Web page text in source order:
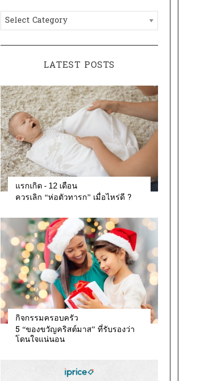
r
C
a
t
o
r
i
e
s
LATEST POSTS
แรกเกิด - 12 เดือน
ควรเลิก “ห่อตัวทารก” เมื่อไหร่ดี ?
กิจกรรมครอบครัว
5 “ของขวัญคริสต์มาส” ที่รับรองว่า
โดนใจแน่นอน